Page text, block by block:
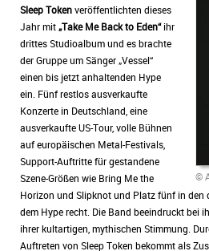
©
Sleep Tokenveröffentlichten dieses
Jahr mit„Take Me Back to Eden“ihr
drittes Studioalbum und es brachte
der Gruppe um Sänger „Vessel“
einen bis jetzt anhaltenden Hype
ein. Fünf restlos ausverkaufte
Konzerte in Deutschland, eine
ausverkaufte US-Tour, volle Bühnen
auf europäischen Metal-Festivals,
Support-Auftritte für gestandene
Szene-Größen wie Bring Me the
Horizon und Slipknot und Platz fünf in den
dem Hype recht. Die Band beeindruckt bei
ihrer kultartigen, mythischen Stimmung.
Auftreten von Sleep Token bekommt als